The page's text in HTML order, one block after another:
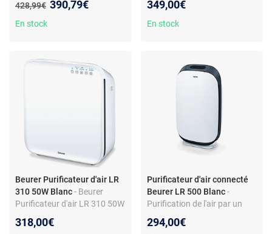
Performance 600 m3/h -
Ultra-silencieux 20,2 dB -
Ancien prix :
428,99€ Nouveau prix :
390,79€
En stock
Ioniseur - Indicateurs de
qualité de l'air - Certification
349,00€
En stock
Beurer Purificateur d'air LR
310 50W Blanc- Beurer
Purificateur d'air LR 310 50W
318,00€
Purificateur d'air connecté
Beurer LR 500 Blanc -
Purification de l'air par un
couches - Performance de
294,00€